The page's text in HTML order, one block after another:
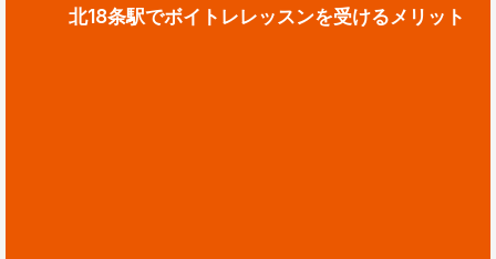
北18条駅でボイトレレッスンを受けるメリット